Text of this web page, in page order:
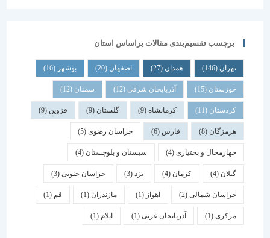
برچسب تقسیم‌بندی مقالات براساس استان
همدان اصفهان (20) بوشهر
خوزستان(15) آذربایجان شرقی(12) سمنان (12)
کردستان(11) کرمانشاه(9) گلستان (9) قزوین
هرمزگان(8) فارس خراسان رضوی(5)
چهارمحال و بختیاری (4) سیستان و بلوچستان(4)
کرمان یزد خراسان جنوبی(3)
خراسان شمالی(2) اهواز مازندران(1) قم
(1) آذربایجان غربی(1) ایلام